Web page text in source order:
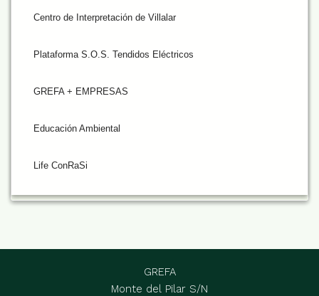
Centro de Interpretación de Villalar
Plataforma S.O.S. Tendidos Eléctricos
GREFA + EMPRESAS
Educación Ambiental
Life ConRaSi
GREFA
Monte del Pilar S/N